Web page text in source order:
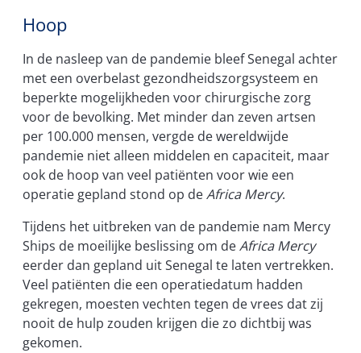
Hoop
In de nasleep van de pandemie bleef Senegal achter
met een overbelast gezondheidszorgsysteem en
beperkte mogelijkheden voor chirurgische zorg
voor de bevolking. Met minder dan zeven artsen
per 100.000 mensen, vergde de wereldwijde
pandemie niet alleen middelen en capaciteit, maar
ook de hoop van veel patiënten voor wie een
operatie gepland stond op deAfrica Mercy.
Tijdens het uitbreken van de pandemie nam Mercy
Ships de moeilijke beslissing om deAfrica Mercy
eerder dan gepland uit Senegal te laten vertrekken.
Veel patiënten die een operatiedatum hadden
gekregen, moesten vechten tegen de vrees dat zij
nooit de hulp zouden krijgen die zo dichtbij was
gekomen.